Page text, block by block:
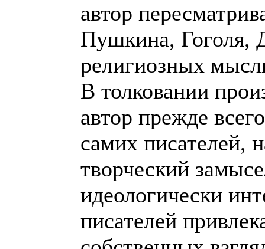
автор
Пушкина, Гоголя,
религиозных
В толковании
автор прежде
самих писателей,
творческий
идеологически
писателей